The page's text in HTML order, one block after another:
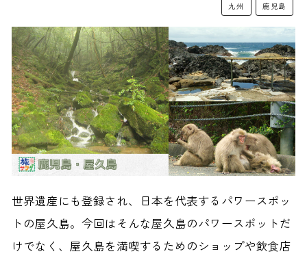
九州 鹿児島
世界遺産にも登録され、日本を代表するパワースポッ
トの屋久島。今回はそんな屋久島のパワースポットだ
けでなく、屋久島を満喫するためのショップや飲食店